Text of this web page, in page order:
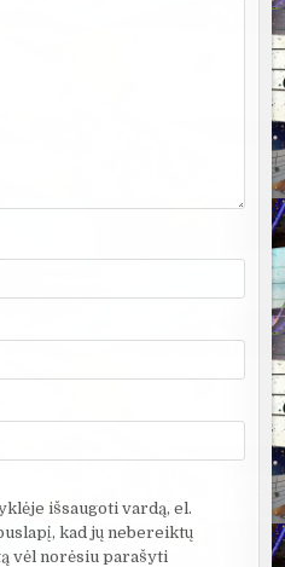
išsaugoti vardą, el.
kad jų nebereiktų
vėl norėsiu parašyti